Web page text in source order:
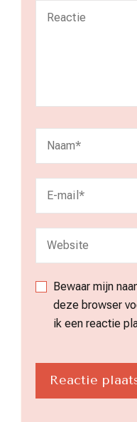
Bewaar mijn
deze browser
ik een reactie